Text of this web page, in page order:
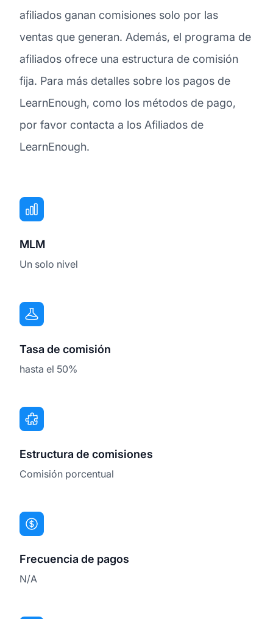
afiliados ganan comisiones solo por las
ventas que generan. Además, el programa de
afiliados ofrece una estructura de comisión
fija. Para más detalles sobre los pagos de
LearnEnough, como los métodos de pago,
por favor contacta a los Afiliados de
LearnEnough.
MLM
Un solo nivel
Tasa de comisión
hasta el 50%
Estructura de comisiones
Comisión porcentual
Frecuencia de pagos
N/A